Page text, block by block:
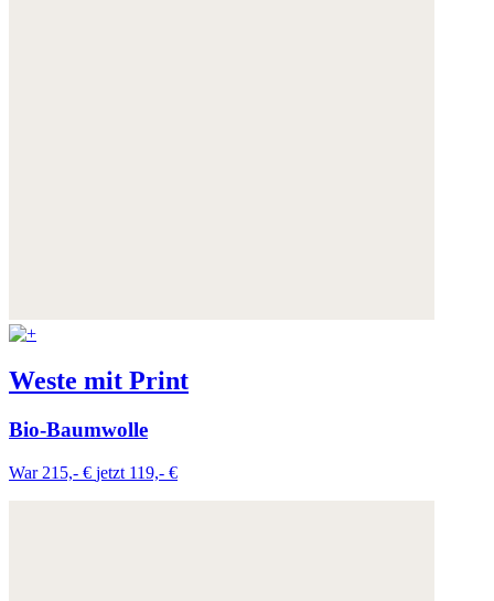
Weste mit Print
Bio-Baumwolle
War 215,- € jetzt 119,- €